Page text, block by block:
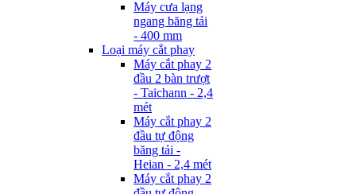
Máy cưa lạng
ngang băng tải
- 400 mm
Loại máy cắt phay
Máy cắt phay 2
đầu 2 bàn trượt
- Taichann - 2,4
mét
Máy cắt phay 2
đầu tự động
băng tải -
Heian - 2,4 mét
Máy cắt phay 2